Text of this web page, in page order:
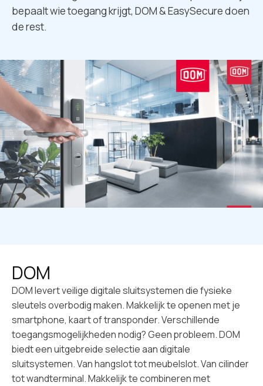
bepaalt wie toegang krijgt, DOM & EasySecure doen
de rest.
DOM
DOM levert veilige digitale sluitsystemen die fysieke
sleutels overbodig maken. Makkelijk te openen met je
smartphone, kaart of transponder. Verschillende
toegangsmogelijkheden nodig? Geen probleem. DOM
biedt een uitgebreide selectie aan digitale
sluitsystemen. Van hangslot tot meubelslot. Van cilinder
tot wandterminal. Makkelijk te combineren met